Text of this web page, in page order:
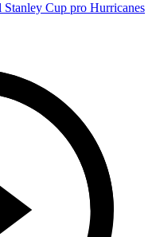
Cup pro Hurricanes